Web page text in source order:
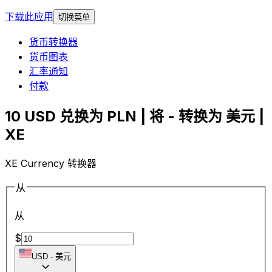
下载此应用
切换菜单
货币转换器
货币图表
汇率通知
付款
10 USD 兑换为 PLN | 将 - 转换为 美元 |
XE
XE Currency 转换器
从
从
$
USD - 美元